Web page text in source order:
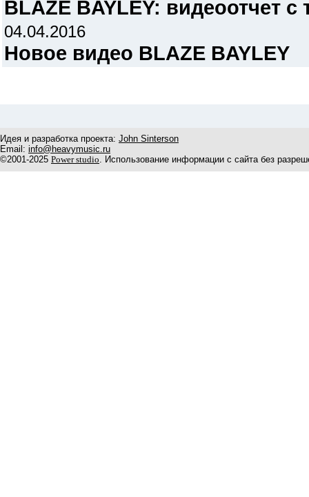
BLAZE BAYLEY: видеоотчет
04.04.2016
Новое видео BLAZE BAYLEY
Идея и разработка проекта: John Sinterson
Email: info@heavymusic.ru
©2001-2025 Power studio. Использование информации с сайта без